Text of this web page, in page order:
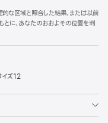
な区域と照合した結果、または以前
に、あなたのおおよその位置を判
イズ12